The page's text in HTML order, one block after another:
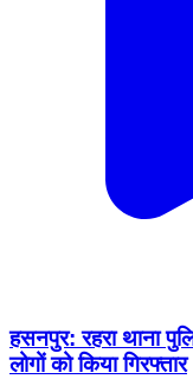
हसनपुर: रहरा थाना
लोगों को किया गिरफ्तार